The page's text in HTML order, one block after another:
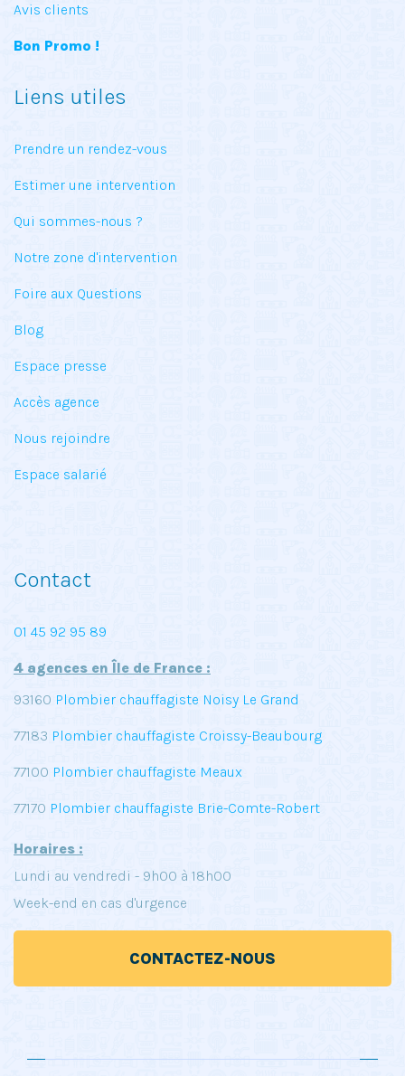
Avis clients
Bon Promo !
Liens utiles
Prendre un rendez-vous
Estimer une intervention
Qui sommes-nous ?
Notre zone d'intervention
Foire aux Questions
Blog
Espace presse
Accès agence
Nous rejoindre
Espace salarié
Contact
01 45 92 95 89
4 agences en Île de France :
93160 Plombier chauffagiste Noisy Le Grand
77183 Plombier chauffagiste Croissy-Beaubourg
77100 Plombier chauffagiste Meaux
77170 Plombier chauffagiste Brie-Comte-Robert
Horaires :
Lundi au vendredi - 9h00 à 18h00
Week-end en cas d'urgence
CONTACTEZ-NOUS